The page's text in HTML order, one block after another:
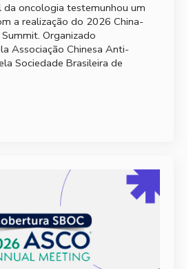
da oncologia testemunhou um
a realização do 2026 China-
Organizado
Associação Chinesa Anti-
Sociedade Brasileira de